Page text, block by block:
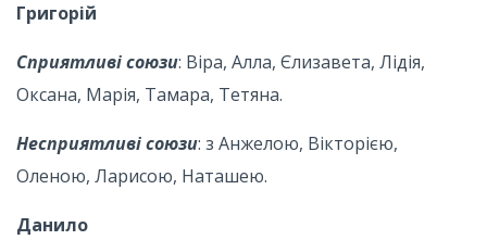
Григорій
Сприятливі союзи: Віра, Алла, Єлизавета, Лідія,
Оксана, Марія, Тамара, Тетяна.
Несприятливі союзи: з Анжелою, Вікторією,
Оленою, Ларисою, Наташею.
Данило